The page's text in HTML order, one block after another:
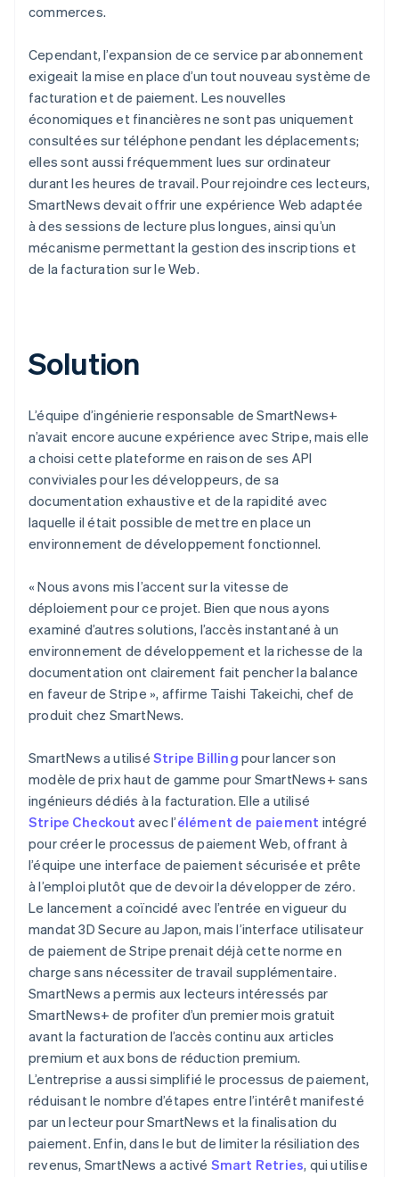
commerces.
Cependant, l’expansion de ce service par abonnement
exigeait la mise en place d’un tout nouveau système de
facturation et de paiement. Les nouvelles
économiques et financières ne sont pas uniquement
consultées sur téléphone pendant les déplacements;
elles sont aussi fréquemment lues sur ordinateur
durant les heures de travail. Pour rejoindre ces lecteurs,
SmartNews devait offrir une expérience Web adaptée
à des sessions de lecture plus longues, ainsi qu’un
mécanisme permettant la gestion des inscriptions et
de la facturation sur le Web.
Solution
L’équipe d’ingénierie responsable de SmartNews+
n’avait encore aucune expérience avec Stripe, mais elle
a choisi cette plateforme en raison de ses API
conviviales pour les développeurs, de sa
documentation exhaustive et de la rapidité avec
laquelle il était possible de mettre en place un
environnement de développement fonctionnel.
« Nous avons mis l’accent sur la vitesse de
déploiement pour ce projet. Bien que nous ayons
examiné d’autres solutions, l’accès instantané à un
environnement de développement et la richesse de la
documentation ont clairement fait pencher la balance
en faveur de Stripe », affirme Taishi Takeichi, chef de
produit chez SmartNews.
SmartNews a utilisé Stripe Billing pour lancer son
modèle de prix haut de gamme pour SmartNews+ sans
ingénieurs dédiés à la facturation. Elle a utilisé
Stripe Checkout avec l’élément de paiement intégré
pour créer le processus de paiement Web, offrant à
l’équipe une interface de paiement sécurisée et prête
à l’emploi plutôt que de devoir la développer de zéro.
Le lancement a coïncidé avec l’entrée en vigueur du
mandat 3D Secure au Japon, mais l’interface utilisateur
de paiement de Stripe prenait déjà cette norme en
charge sans nécessiter de travail supplémentaire.
SmartNews a permis aux lecteurs intéressés par
SmartNews+ de profiter d’un premier mois gratuit
avant la facturation de l’accès continu aux articles
premium et aux bons de réduction premium.
L’entreprise a aussi simplifié le processus de paiement,
réduisant le nombre d’étapes entre l’intérêt manifesté
par un lecteur pour SmartNews et la finalisation du
paiement. Enfin, dans le but de limiter la résiliation des
revenus, SmartNews a activé Smart Retries, qui utilise